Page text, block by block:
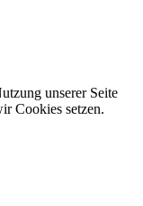
unserer Seite
Cookies setzen.